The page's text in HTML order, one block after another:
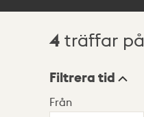
Sökresultat
4 träffar på
Visningsläge
Filtrera tid
Från